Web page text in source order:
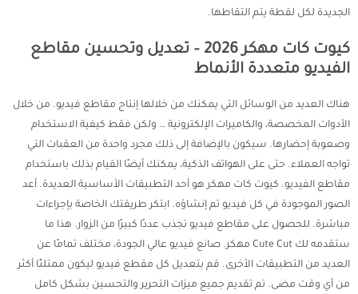
الجديدة لكل لقطة يتم التقاطها.
كيوت كات مهكر 2026 – تعديل وتحسين مقاطع
الفيديو متعددة الأنماط
هناك العديد من الوسائل التي يمكنك من خلالها إنتاج مقاطع فيديو. من خلال
الأدوات المخصصة، والكاميرات الإلكترونية … ولكن فقط كيفية الاستخدام
وصعوبة إحضارها. سيكون بالإضافة إلى ذلك مجرد واحدة من العقبات التي
تواجه العملاء. حتى على الهواتف الذكية، يمكنك أيضًا القيام بذلك باستخدام
مقاطع الفيديو. كيوت كات مهكر هو أحد التطبيقات الأساسية العديدة. أعد
الصور الموجودة في كل فيديو تم إنشاؤه. ابتكر طريقتك الخاصة بإجراءات
مباشرة. للحصول على مقاطع فيديو تجذب عددًا كبيرًا من الزوار. هذا ما
ستقدمه لك Cute Cut مهكر. صانع فيديو عالي الجودة، مختلف تمامًا عن
العديد من التطبيقات الأخرى. قم بتعديل كل مقطع فيديو ليكون ممتلئًا أكثر
من أي وقت مضى. تم تقديم جميع ميزات التحرير والتحسين بشكل كامل